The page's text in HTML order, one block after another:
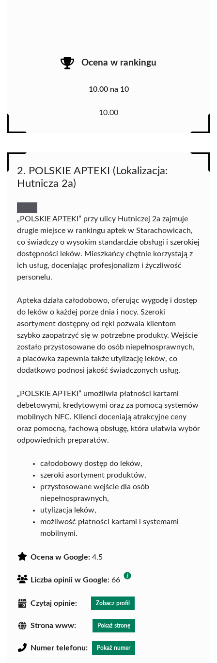
Ocena w rankingu
10.00 na 10
10.00
2. POLSKIE APTEKI (Lokalizacja:
Hutnicza 2a)
„POLSKIE APTEKI” przy ulicy Hutniczej 2a zajmuje
drugie miejsce w rankingu aptek w Starachowicach,
co świadczy o wysokim standardzie obsługi i szerokiej
dostępności leków. Mieszkańcy chętnie korzystają z
ich usług, doceniając profesjonalizm i życzliwość
personelu.
Apteka działa całodobowo, oferując wygodę i dostęp
do leków o każdej porze dnia i nocy. Szeroki
asortyment dostępny od ręki pozwala klientom
szybko zaopatrzyć się w potrzebne produkty. Wejście
zostało przystosowane do osób niepełnosprawnych,
a placówka zapewnia także utylizację leków, co
dodatkowo podnosi jakość świadczonych usług.
„POLSKIE APTEKI” umożliwia płatności kartami
debetowymi, kredytowymi oraz za pomocą systemów
mobilnych NFC. Klienci doceniają atrakcyjne ceny
oraz pomocną, fachową obsługę, która ułatwia wybór
odpowiednich preparatów.
całodobowy dostęp do leków,
szeroki asortyment produktów,
przystosowane wejście dla osób
niepełnosprawnych,
utylizacja leków,
możliwość płatności kartami i systemami
mobilnymi.
Ocena w Google: 4.5
Liczba opinii w Google: 66
Czytaj opinie: Zobacz profil
Strona www: Pokaż stronę
Numer telefonu: Pokaż numer